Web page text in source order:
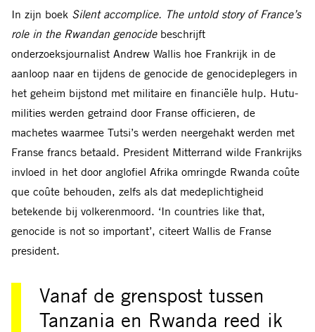
In zijn boek Silent accomplice. The untold story of France’s
role in the Rwandan genocidebeschrijft
onderzoeksjournalist Andrew Wallis hoe Frankrijk in de
aanloop naar en tijdens de genocide de genocideplegers in
het geheim bijstond met militaire en financiële hulp. Hutu-
milities werden getraind door Franse officieren, de
machetes waarmee Tutsi’s werden neergehakt werden met
Franse francs betaald. President Mitterrand wilde Frankrijks
invloed in het door anglofiel Afrika omringde Rwanda coûte
que coûte behouden, zelfs als dat medeplichtigheid
betekende bij volkerenmoord. ‘In countries like that,
genocide is not so important’, citeert Wallis de Franse
president.
Vanaf de grenspost tussen
Tanzania en Rwanda reed ik